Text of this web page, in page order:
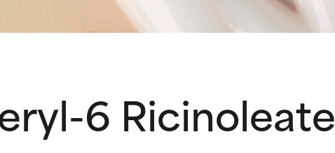
6 Ricinoleate